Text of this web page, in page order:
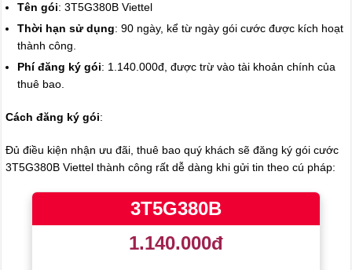
Tên gói: 3T5G380B Viettel
Thời hạn sử dụng: 90 ngày, kể từ ngày gói cước được kích hoạt
thành công.
Phí đăng ký gói: 1.140.000đ, được trừ vào tài khoản chính của
thuê bao.
Cách đăng ký gói:
Đủ điều kiện nhận ưu đãi, thuê bao quý khách sẽ đăng ký gói cước
3T5G380B Viettel thành công rất dễ dàng khi gửi tin theo cú pháp:
3T5G380B
1.140.000đ